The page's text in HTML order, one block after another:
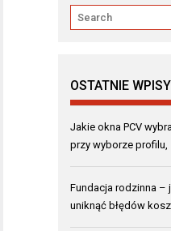
OSTATNIE WPISY
Jakie okna PCV
przy wyborze profilu,
Fundacja rodzinna –
uniknąć błędów